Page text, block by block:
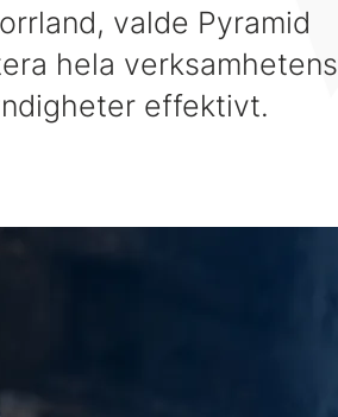
valde Pyramid
hela verksamhetens
effektivt.